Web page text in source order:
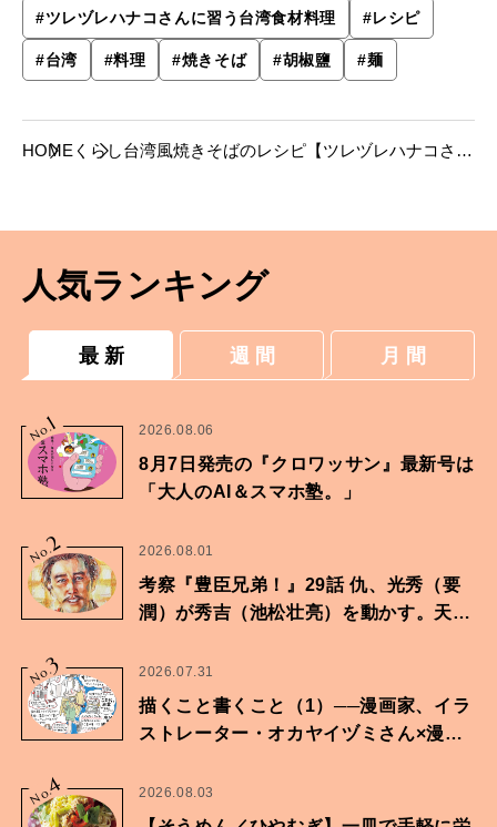
#ツレヅレハナコさんに習う台湾食材料理 #レシピ
#台湾 #料理 #焼きそば #胡椒鹽 #麺
HOME くらし台湾風焼きそばのレシピ【ツレヅレハナコさん
人気ランキング
最 新 週 間 月 間
No.
1 2026.08.06
8月7日発売の『クロワッサン』最新号は
「大人のAI＆スマホ塾。」
No.2 2026.08.01
考察『豊臣兄弟！』29話 仇、光秀（要
潤）が秀吉（池松壮亮）を動かす。天下
No.
3 2026.07.31
描くこと書くこと（1）──漫画家、イラ
ストレーター・オカヤイヅミさん×漫画
No.
4 2026.08.03